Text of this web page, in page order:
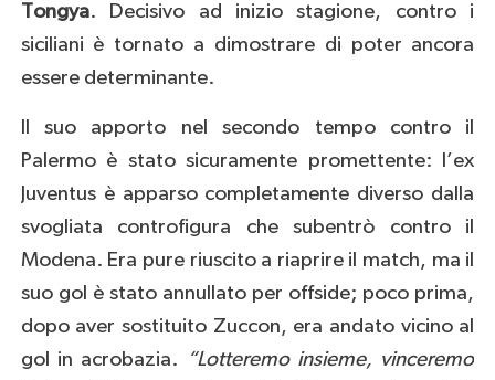
Tongya. Decisivo ad inizio stagione, contro i
siciliani è tornato a dimostrare di poter ancora
essere determinante.
Il suo apporto nel secondo tempo contro il
Palermo è stato sicuramente promettente: l’ex
Juventus è apparso completamente diverso dalla
svogliata controfigura che subentrò contro il
Modena. Era pure riuscito a riaprire il match, ma il
suo gol è stato annullato per offside; poco prima,
dopo aver sostituito Zuccon, era andato vicino al
gol in acrobazia.
“Lotteremo insieme, vinceremo